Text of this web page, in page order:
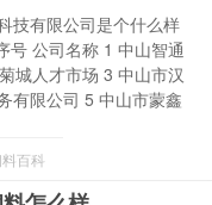
技有限公司是个什么样
号 公司名称 1 中山智通
城人才市场 3 中山市汉
有限公司 5 中山市蒙鑫
百科